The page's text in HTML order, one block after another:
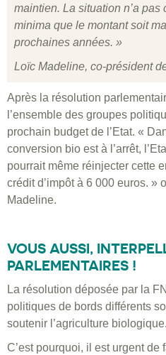
maintien. La situation n’a pas
minima que le montant soit
prochaines années. »
Loïc Madeline, co-président
Après la résolution
l’ensemble des groupes
prochain budget de l’Etat. «
conversion bio est à l’arrêt,
pourrait même réinjecter cette
crédit d’impôt à 6 000 euros. »
Madeline.
VOUS AUSSI,
PARLEMENTAIRES !
La résolution déposée par la
politiques de bords différents
soutenir l’agriculture biologique.
C’est pourquoi, il est urgent